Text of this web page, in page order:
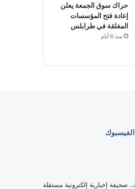
حراك سوق الجمعة يعلن
إعادة فتح المؤسسات
المغلقة في طرابلس
منذ 6 أيام
صحيفة إخبارية إلكترونية مستقلة